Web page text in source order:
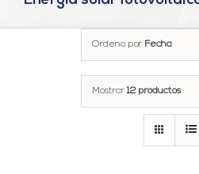
Ordena por Fecha
Mostrar12 productos